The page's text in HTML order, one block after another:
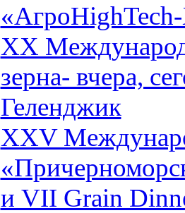
XX
зерна- вчера,
Геленджик
XXV
и VII Grain